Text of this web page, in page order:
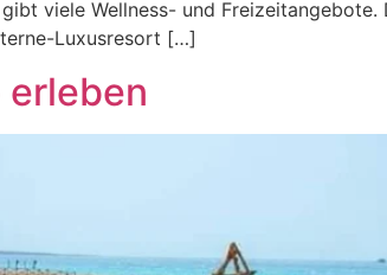
viele Wellness- und Freizeitangebote.
Luxusresort […]
erleben